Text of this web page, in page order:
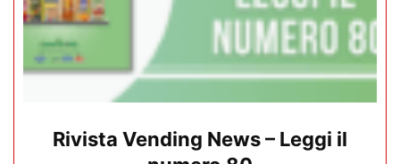
Rivista Vending News – Leggi il